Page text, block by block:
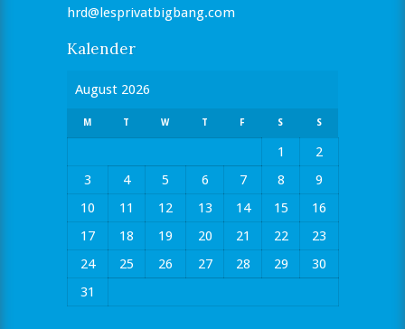
hrd@lesprivatbigbang.com
Kalender
August 2026
M T W T F S S
1
2
3
4 5 6 7 8
9
10
11 12 13 14 15
16
17
18 19 20 21 22
23
24
25 26 27 28 29
30
31